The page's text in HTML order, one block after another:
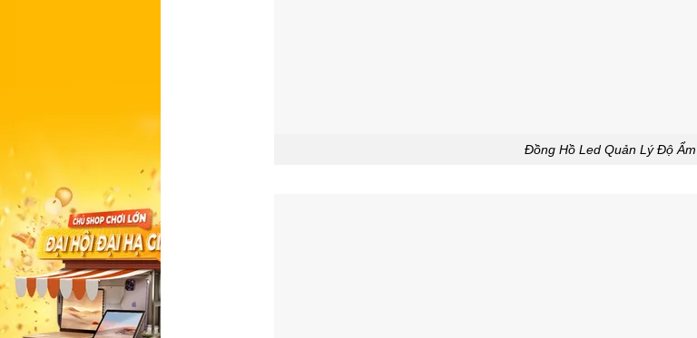
Đồng Hồ Led Quản Lý Độ Ẩm